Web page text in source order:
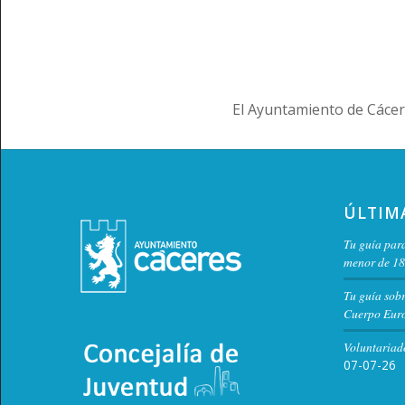
El Ayuntamiento de
Tu guía
menor de
Tu guía
Cuerpo
07-07-26